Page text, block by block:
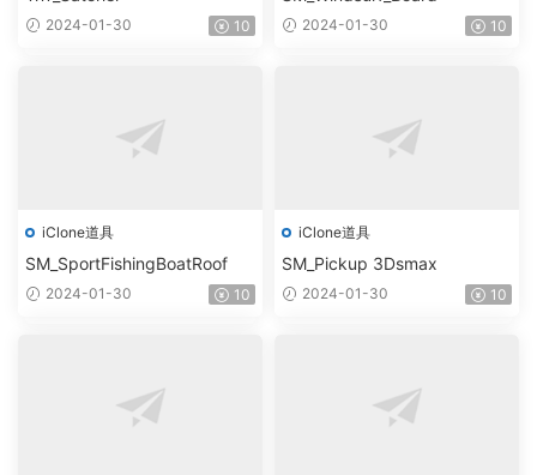
2024-01-30 10 2024-01-30 10
iClone道具
SM_SportFishingBoatRoof
2024-01-30 10
iClone道具
SM_Pickup 3Dsmax
2024-01-30 10